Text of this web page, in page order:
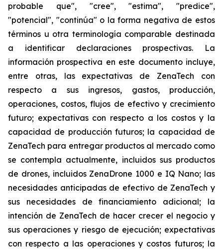
probable que", "cree", "estima", "predice",
"potencial", "continúa" o la forma negativa de estos
términos u otra terminología comparable destinada
a identificar declaraciones prospectivas. La
información prospectiva en este documento incluye,
entre otras, las expectativas de ZenaTech con
respecto a sus ingresos, gastos, producción,
operaciones, costos, flujos de efectivo y crecimiento
futuro; expectativas con respecto a los costos y la
capacidad de producción futuros; la capacidad de
ZenaTech para entregar productos al mercado como
se contempla actualmente, incluidos sus productos
de drones, incluidos ZenaDrone 1000 e IQ Nano; las
necesidades anticipadas de efectivo de ZenaTech y
sus necesidades de financiamiento adicional; la
intención de ZenaTech de hacer crecer el negocio y
sus operaciones y riesgo de ejecución; expectativas
con respecto a las operaciones y costos futuros; la